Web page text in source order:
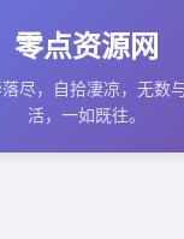
零点资源网
尽，自拾凄凉，无数
活，一如既往。